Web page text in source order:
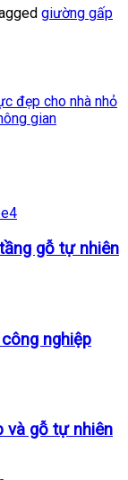
giường gấp
đẹp cho nhà nhỏ
gian
gỗ tự nhiên
nghiệp
và gỗ tự nhiên